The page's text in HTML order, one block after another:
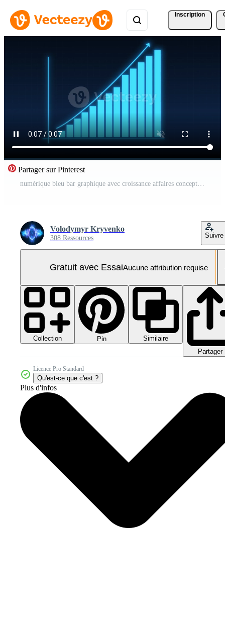
Inscription
Partager sur Pinterest
numérique bleu bar graphique avec croissance affaires concept. technologique diagramme avec grille. abstrait Contexte. Vidéo Pro
Volodymyr Kryvenko
308 Ressources Suivre
Gratuit avec EssaiAucune attribution requise
Collection Pin
Similaire
Partager
Licence Pro Standard
Qu'est-ce que c'est ?
Plus d'infos